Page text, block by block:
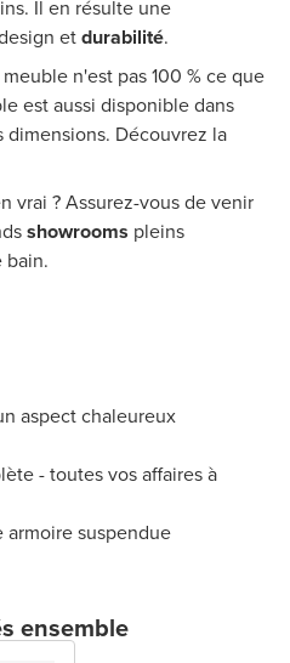
Il en résulte une
etdurabilité.
n'est pas 100 % ce que
est aussi disponible dans
Découvrez la
vrai ? Assurez-vous de venir
showrooms pleins
bain.
aspect chaleureux
- toutes vos affaires à
armoire suspendue
ensemble